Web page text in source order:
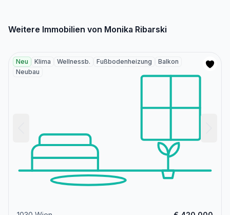
Weitere Immobilien von Monika Ribarski
Neu Klima Wellnessb. Fußbodenheizung
Balkon
Neubau